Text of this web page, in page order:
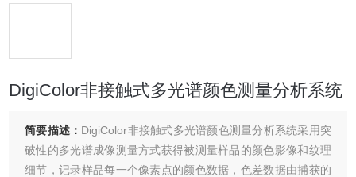
DigiColor非接触式多光谱颜色测量分析系统
简要描述： DigiColor非接触式多光谱颜色测量分析系统采用突
破性的多光谱成像测量方式获得被测量样品的颜色影像和纹理
细节，记录样品每一个像素点的颜色数据，色差数据由捕获的